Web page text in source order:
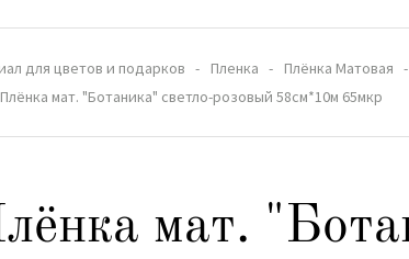
для цветов и подарков Пленка
Плёнка Матовая
Плёнка мат. "Ботаника" светло-розовый 58см*10м 65мкр
мат.